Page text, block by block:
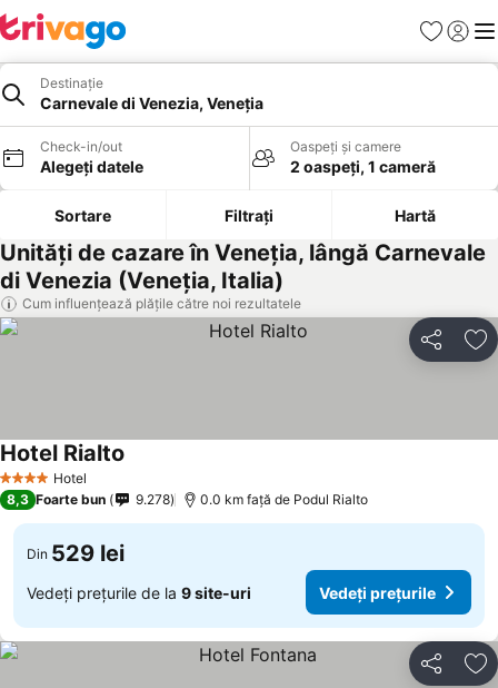
Favorite
Destinație
Carnevale di Venezia, Veneţia
Check-in/out
Alegeți datele
Oaspeți și camere
2 oaspeți, 1 cameră
Sortare Filtrați Hartă
Unități de cazare în Veneţia, lângă Carnevale
di Venezia (Veneţia, Italia)
Cum influențează plățile către noi rezultatele
Distribuiți
4 Stele Hotel
Hotel Rialto
8,3 Foarte bun 9.278 0.0 km faţă de Podul Rialto
Din 529 lei
Vedeți prețurile de la 9 site-uri Vedeți prețurile
Distribuiți